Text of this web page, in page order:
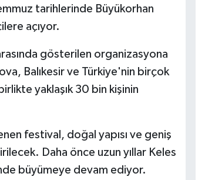
tarihlerinde Büyükorhan
açıyor.
gösterilen organizasyona
Balıkesir ve Türkiye'nin birçok
yaklaşık 30 bin kişinin
festival, doğal yapısı ve geniş
Daha önce uzun yıllar Keles
büyümeye devam ediyor.